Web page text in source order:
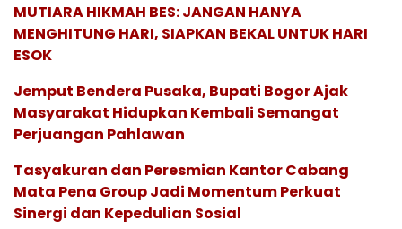
MUTIARA HIKMAH BES: JANGAN HANYA
MENGHITUNG HARI, SIAPKAN BEKAL UNTUK HARI
ESOK
Jemput Bendera Pusaka, Bupati Bogor Ajak
Masyarakat Hidupkan Kembali Semangat
Perjuangan Pahlawan
Tasyakuran dan Peresmian Kantor Cabang
Mata Pena Group Jadi Momentum Perkuat
Sinergi dan Kepedulian Sosial